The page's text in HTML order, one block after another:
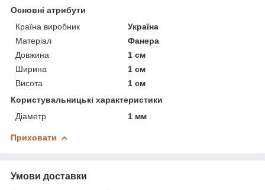
Основні атрибути
Країна виробник
Україна
Матеріал
Фанера
Довжина
1 см
Ширина
1 см
Висота
1 см
Користувальницькі характеристики
Діаметр
1 мм
Приховати
Умови доставки